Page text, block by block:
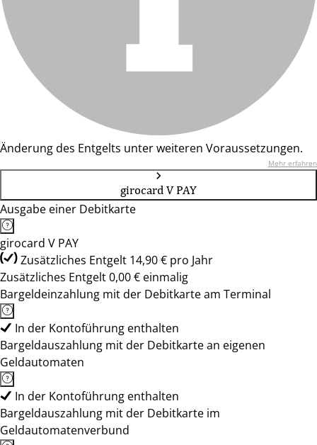
Änderung des Entgelts unter weiteren Voraussetzungen.
Mehr erfahren
girocard V PAY
Ausgabe einer Debitkarte
girocard V PAY
Zusätzliches Entgelt 14,90 € pro Jahr
Zusätzliches Entgelt 0,00 € einmalig
Bargeldeinzahlung mit der Debitkarte am Terminal
In der Kontoführung enthalten
Bargeldauszahlung mit der Debitkarte an eigenen
Geldautomaten
In der Kontoführung enthalten
Bargeldauszahlung mit der Debitkarte im
Geldautomatenverbund